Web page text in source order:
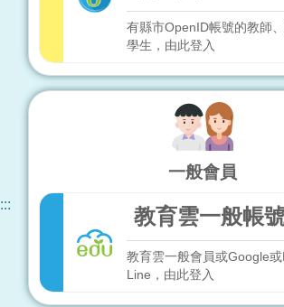
:::
有縣市OpenID帳號的教師
學生，由此登入
一般會員
教育雲一般帳
教育雲一般會員或Google
Line，由此登入